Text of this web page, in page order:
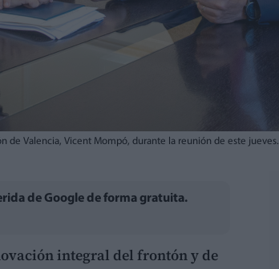
de Valencia, Vicent Mompó, durante la reunión de este jueves.
de Google de forma gratuita.
integral del frontón y de